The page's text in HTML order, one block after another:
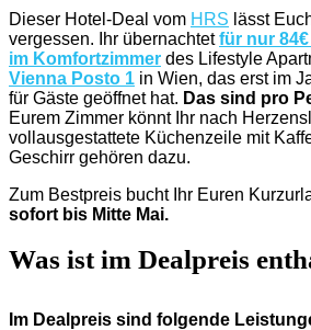
Dieser Hotel-Deal vom HRS lässt
vergessen. Ihr übernachtetfür nur
im Komfortzimmer des Lifestyle
Vienna Posto 1 in Wien, das erst im
für Gäste geöffnet hat. Das sind pro
Eurem Zimmer könnt Ihr nach
vollausgestattete Küchenzeile mit
Geschirr gehören dazu.
Zum Bestpreis bucht Ihr Euren
sofort bis Mitte Mai.
Was ist im Dealpreis
Im Dealpreis sind folgende